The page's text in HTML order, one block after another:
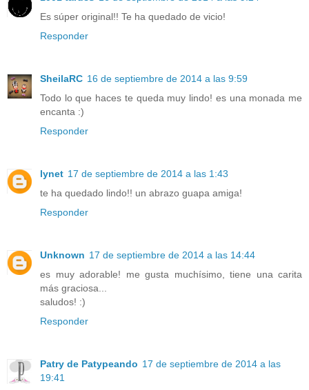
Es súper original!! Te ha quedado de vicio!
Responder
SheilaRC 16 de septiembre de 2014 a las 9:59
Todo lo que haces te queda muy lindo! es una monada me
encanta :)
Responder
lynet 17 de septiembre de 2014 a las 1:43
te ha quedado lindo!! un abrazo guapa amiga!
Responder
Unknown 17 de septiembre de 2014 a las 14:44
es muy adorable! me gusta muchísimo, tiene una carita
más graciosa...
saludos! :)
Responder
Patry de Patypeando 17 de septiembre de 2014 a las
19:41